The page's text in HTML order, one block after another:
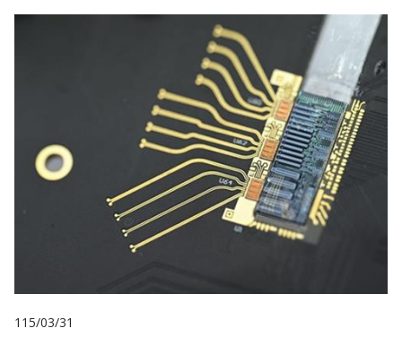
115/03/31